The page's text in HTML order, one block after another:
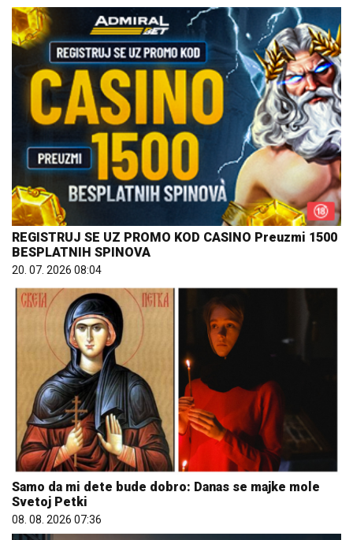
REGISTRUJ SE UZ PROMO KOD CASINO Preuzmi 1500
BESPLATNIH SPINOVA
20. 07. 2026 08:04
Samo da mi dete bude dobro: Danas se majke mole
Svetoj Petki
08. 08. 2026 07:36